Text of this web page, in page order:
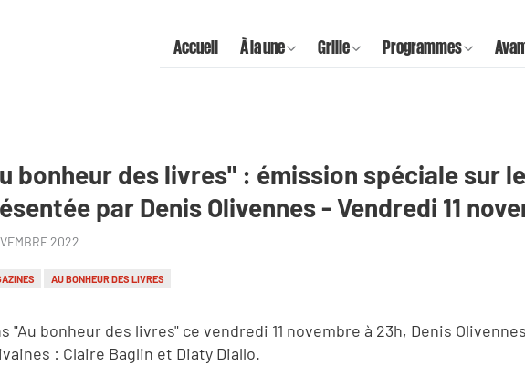
Accueil À la une Grille Programmes
bonheur des livres" : émission spéciale sur
par Denis Olivennes - Vendredi 11
2022
AU BONHEUR DES LIVRES
"Au bonheur des livres" ce vendredi 11 novembre à 23h, Denis
: Claire Baglin et Diaty Diallo.